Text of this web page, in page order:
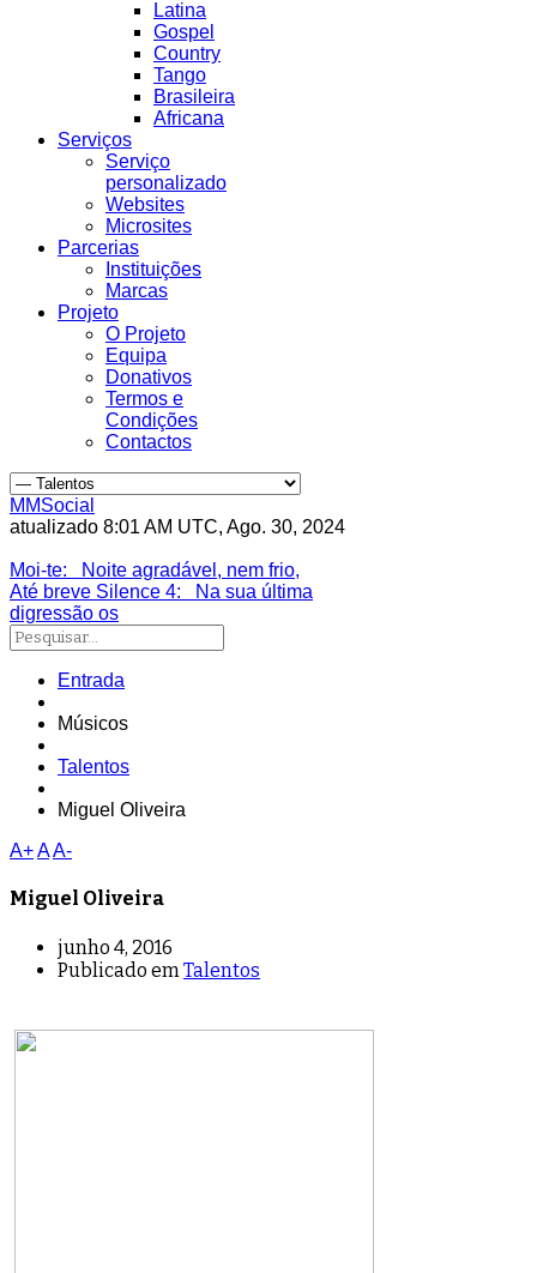
Latina
Gospel
Country
Tango
Brasileira
Africana
Serviços
Serviço
personalizado
Websites
Microsites
Parcerias
Instituições
Marcas
Projeto
O Projeto
Equipa
Donativos
Termos e
Condições
Contactos
MMSocial
atualizado 8:01 AM UTC, Ago. 30, 2024
Moi-te: Noite agradável, nem frio,
Até breve Silence 4: Na sua última
digressão os
Entrada
Músicos
Talentos
Miguel Oliveira
A+AA-
Miguel Oliveira
junho 4, 2016
Publicado em Talentos